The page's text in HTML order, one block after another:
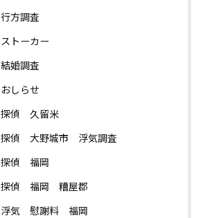
行方調査
ストーカー
結婚調査
おしらせ
探偵 久留米
探偵 大野城市 浮気調査
探偵 福岡
探偵 福岡 糟屋郡
浮気 慰謝料 福岡